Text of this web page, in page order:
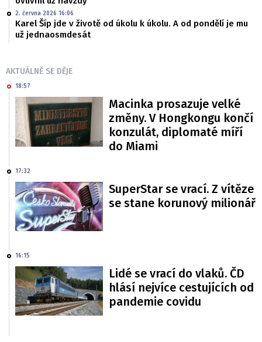
2. června 2026 16:06
Karel Šíp jde v životě od úkolu k úkolu. A od pondělí je mu
už jednaosmdesát
AKTUÁLNĚ SE DĚJE
18:57
Macinka prosazuje velké
změny. V Hongkongu končí
konzulát, diplomaté míří
do Miami
17:32
SuperStar se vrací. Z vítěze
se stane korunový milionář
16:15
Lidé se vrací do vlaků. ČD
hlásí nejvíce cestujících od
pandemie covidu